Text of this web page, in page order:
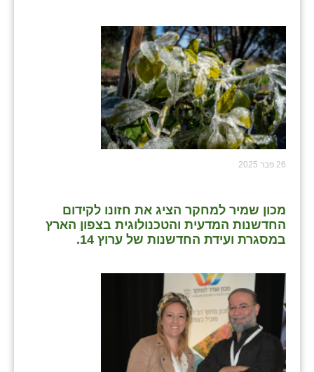
26 פבר 2025
מכון שמיר למחקר הציג את חזונו לקידום
החדשנות המדעית והטכנולוגית בצפון הארץ
במסגרת ועידת החדשנות של ערוץ 14.